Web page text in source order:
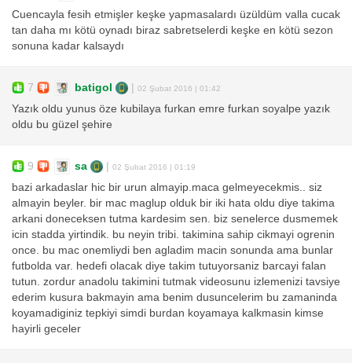
Cuencayla fesih etmişler keşke yapmasalardı üzüldüm valla cucak
tan daha mı kötü oynadı biraz sabretselerdi keşke en kötü sezon
sonuna kadar kalsaydı
7 batigol 02 Şubat 2016 | 01:42
Yazık oldu yunus öze kubilaya furkan emre furkan soyalpe yazık
oldu bu güzel şehire
9 sa 02 Şubat 2016 | 01:19
bazi arkadaslar hic bir urun almayip.maca gelmeyecekmis.. siz
almayin beyler. bir mac maglup olduk bir iki hata oldu diye takima
arkani doneceksen tutma kardesim sen. biz senelerce dusmemek
icin stadda yirtindik. bu neyin tribi. takimina sahip cikmayi ogrenin
once. bu mac onemliydi ben agladim macin sonunda ama bunlar
futbolda var. hedefi olacak diye takim tutuyorsaniz barcayi falan
tutun. zordur anadolu takimini tutmak videosunu izlemenizi tavsiye
ederim kusura bakmayin ama benim dusuncelerim bu zamaninda
koyamadiginiz tepkiyi simdi burdan koyamaya kalkmasin kimse
hayirli geceler